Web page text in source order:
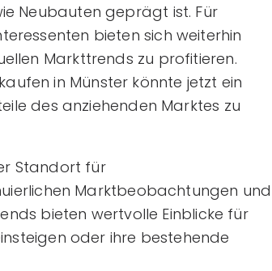
Neubauten geprägt ist. Für
bieten sich weiterhin
Markttrends zu profitieren.
in Münster könnte jetzt ein
des anziehenden Marktes zu
Standort für
Marktbeobachtungen und
bieten wertvolle Einblicke für
oder ihre bestehende